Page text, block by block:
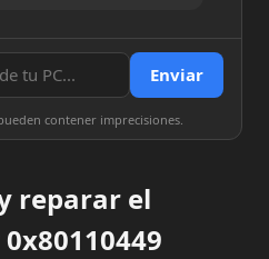
Enviar
contener imprecisiones.
reparar el